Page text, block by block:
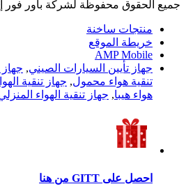
جميع الحقوق محفوظة لشركة باور فور
منتجات ساخنة
خريطة الموقع
AMP Mobile
جهاز تأيين السيارات الصيني, جهاز
تنقية هواء محمول, جهاز تنقية
هواء هيبا, جهاز تنقية الهواء
احصل على GITT من هنا